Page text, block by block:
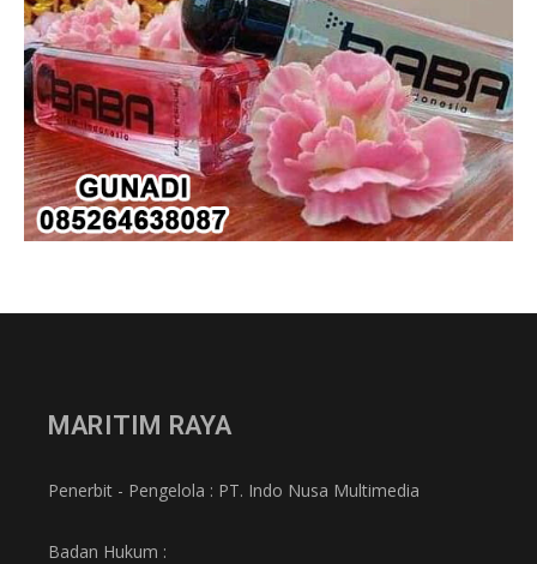
MARITIM RAYA
Penerbit - Pengelola : PT. Indo Nusa Multimedia
Badan Hukum :